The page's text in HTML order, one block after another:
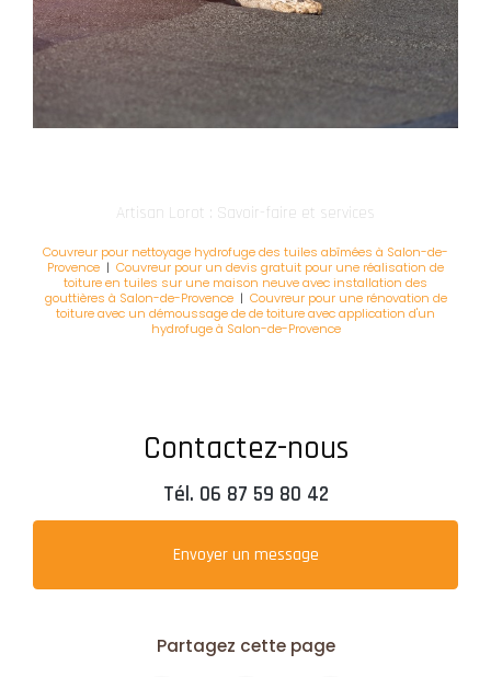
Artisan Lorot : Savoir-faire et services
Couvreur pour nettoyage hydrofuge des tuiles abîmées à Salon-de-
Provence | Couvreur pour un devis gratuit pour une réalisation de
toiture en tuiles sur une maison neuve avec installation des
gouttières à Salon-de-Provence| Couvreur pour une rénovation de
toiture avec un démoussage de de toiture avec application d'un
hydrofuge à Salon-de-Provence
Contactez-nous
Tél. 06 87 59 80 42
Envoyer un message
Partagez cette page